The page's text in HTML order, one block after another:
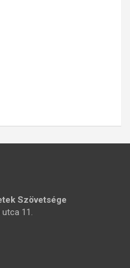
Szövetsége
utca 11.